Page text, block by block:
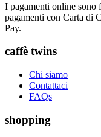
I pagamenti online sono
pagamenti con Carta di
Pay.
caffè twins
Chi siamo
Contattaci
FAQs
shopping